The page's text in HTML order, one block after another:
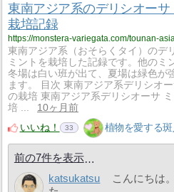
東南アジア系のデリシオーサ
栽培記録
https://monstera-variegata.com/tounan-
東南アジア系（おそらくタイ）のデ
ミントを栽培した記録です。他のミ
冬場は白い班が出て、夏場は緑色が
ます。 目次 東南アジア系デリシオ
の栽培 東南アジア系デリシオーサ
培 ...
10ヶ月前
いいね！
33 植物を愛する
前の7件を表示
katsukatsu
こんにちは